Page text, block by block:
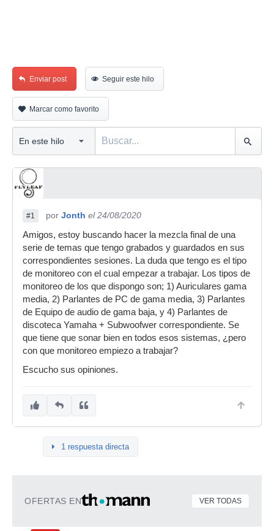
Enviar post Seguir este hilo
Marcar como favorito
#1 por Jonth el 24/08/2020
Amigos, estoy buscando hacer la mezcla final de una
serie de temas que tengo grabados y guardados en sus
correspondientes sesiones. La duda que tengo es el tipo
de monitoreo con el cual empezar a trabajar. Los tipos de
monitoreo de los que dispongo son; 1) Auriculares gama
media, 2) Parlantes de PC de gama media, 3) Parlantes
de Equipo de audio de gama baja, y 4) Parlantes de
discoteca Yamaha + Subwoofwer correspondiente. Se
que tiene que sonar bien en todos esos sistemas, ¿pero
con que monitoreo empiezo a trabajar?
Escucho sus opiniones.
1 respuesta directa
OFERTAS EN VER TODAS